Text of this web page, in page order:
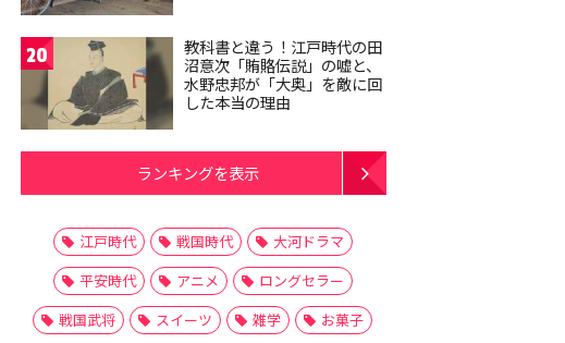
20
教科書と違う！江戸時代の田
沼意次「賄賂伝説」の嘘と、
水野忠邦が「大奥」を敵に回
した本当の理由
ランキングを表示
江戸時代 戦国時代
大河ドラマ
平安時代
アニメ
ロングセラー
戦国武将
スイーツ 雑学
お菓子